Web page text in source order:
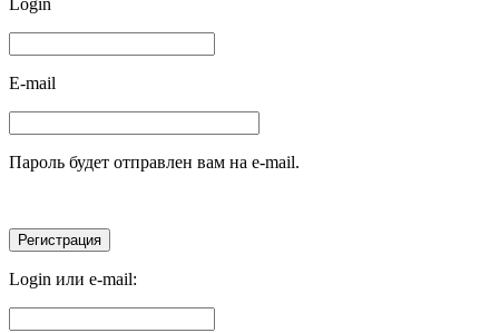
Login
E-mail
Пароль будет отправлен вам на e-mail.
Login или e-mail: